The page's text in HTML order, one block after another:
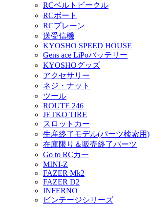
RCベルトビークル
RCボート
RCプレーン
送受信機
KYOSHO SPEED HOUSE
Gens ace LiPoバッテリー
KYOSHOグッズ
アクセサリー
ネジ・ナット
ツール
ROUTE 246
JETKO TIRE
スロットカー
生産終了モデル(パーツ検索用)
在庫限り＆販売終了パーツ
Go to RCカー
MINI-Z
FAZER Mk2
FAZER D2
INFERNO
ビンテージシリーズ